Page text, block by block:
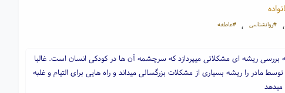
، #روانشناسی ، #عاطفه
بررسی ریشه ای مشکلاتی میپردازد که سرچشمه آن ها در کودکی انسان است. غالبا
مادر را ریشه بسیاری از مشکلات بزرگسالی میداند و راه هایی برای التیام و غلبه
میدهد